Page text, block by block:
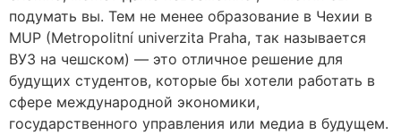
подумать вы. Тем не менее образование в Чехии в
MUP (Metropolitní univerzita Praha, так называется
ВУЗ на чешском) — это отличное решение для
будущих студентов, которые бы хотели работать в
сфере международной экономики,
государственного управления или медиа в будущем.